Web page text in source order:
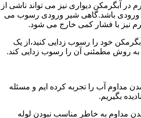
آبگرمکن دیواری نیز می تواند ناشی از
باشد.گاهی شیر ورودی رسوب می
نیز با فشار کمی خارج می شود.
خود را رسوب زدایی کنید،از یک
به روش مطمئنی آن را رسوب زدایی کند.
مداوم آب را تجربه کرده ایم و مسئله
بگیریم.
به خاطر مناسب نبودن لوله